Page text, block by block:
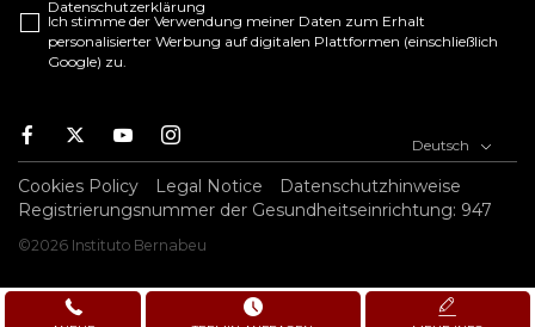
Datenschutzerklärung
Ich stimme der Verwendung meiner Daten zum Erhalt
personalisierter Werbung auf digitalen Plattformen (einschließlich
Google) zu.
a
c
e
o
w
t
e
Y
o
u
t
b
I
n
s
t
g
Deutsch
Cookies Policy Legal Notice
Datenschutzhinweise
Registrierungsnummer der Gesundheitseinrichtung: 947
©2026 Instituto Bernabeu